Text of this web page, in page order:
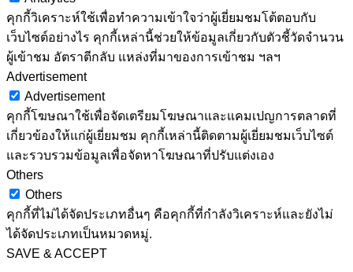
คุกกี้วิเคราะห์ใช้เพื่อทำความเข้าใจว่าผู้เยี่ยมชมโต้ตอบกับ
เว็บไซต์อย่างไร คุกกี้เหล่านี้ช่วยให้ข้อมูลเกี่ยวกับตัวชี้วัดจำนวน
ผู้เข้าชม อัตราตีกลับ แหล่งที่มาของการเข้าชม ฯลฯ
Advertisement
Advertisement
คุกกี้โฆษณาใช้เพื่อจัดเตรียมโฆษณาและแคมเปญการตลาดที่
เกี่ยวข้องให้แก่ผู้เยี่ยมชม คุกกี้เหล่านี้ติดตามผู้เยี่ยมชมเว็บไซต์
และรวบรวมข้อมูลเพื่อจัดหาโฆษณาที่ปรับแต่งเอง
Others
Others
คุกกี้ที่ไม่ได้จัดประเภทอื่นๆ คือคุกกี้ที่กำลังวิเคราะห์และยังไม่
ได้จัดประเภทเป็นหมวดหมู่.
SAVE & ACCEPT